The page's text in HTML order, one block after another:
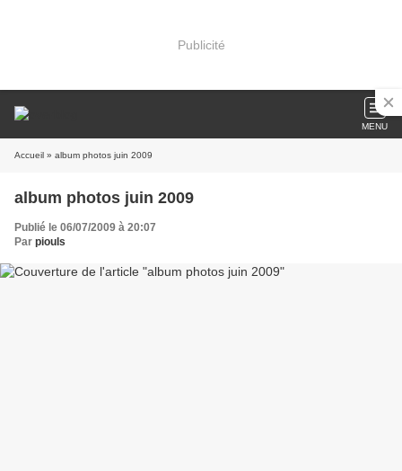
Publicité
MENU
Accueil » album photos juin 2009
album photos juin 2009
Publié le 06/07/2009 à 20:07
Par piouls